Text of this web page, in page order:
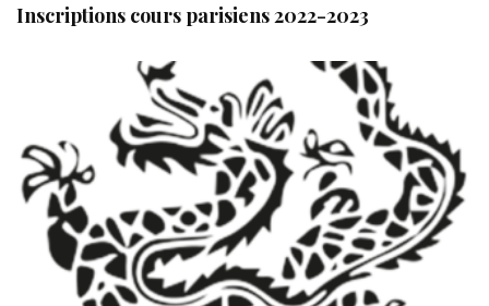
Inscriptions cours parisiens 2022-2023